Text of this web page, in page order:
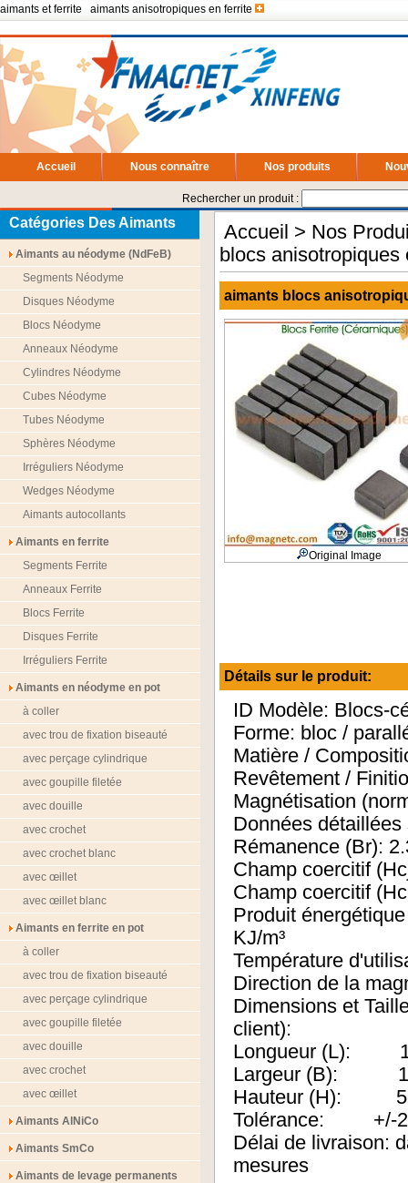
aimants et ferrite aimants anisotropiques en ferrite
Accueil Nous connaître Nos produits
Rechercher un produit :
Catégories Des Aimants
Aimants au néodyme (NdFeB)
Segments Néodyme
Disques Néodyme
Blocs Néodyme
Anneaux Néodyme
Cylindres Néodyme
Cubes Néodyme
Tubes Néodyme
Sphères Néodyme
Irréguliers Néodyme
Wedges Néodyme
Aimants autocollants
Aimants en ferrite
Segments Ferrite
Anneaux Ferrite
Blocs Ferrite
Disques Ferrite
Irréguliers Ferrite
Aimants en néodyme en pot
à coller
avec trou de fixation biseauté
avec perçage cylindrique
avec goupille filetée
avec douille
avec crochet
avec crochet blanc
avec œillet
avec œillet blanc
Aimants en ferrite en pot
à coller
avec trou de fixation biseauté
avec perçage cylindrique
avec goupille filetée
avec douille
avec crochet
avec œillet
Aimants AlNiCo
Aimants SmCo
Aimants de levage permanents
Accueil > Nos
blocs anisotropiques
aimants blocs
Original Image
Détails sur le produit:
ID Modèle: Blocs-
Forme: bloc /
Matière /
Revêtement /
Magnétisation
Données
Rémanence (Br):
Champ coercitif
Champ
Produit
KJ/m³
Température
Direction de la
Dimensions et
client):
Longueur (L):
Largeur (B):
Hauteur (H): 5
Tolérance: +/-
Délai de livraison:
mesures